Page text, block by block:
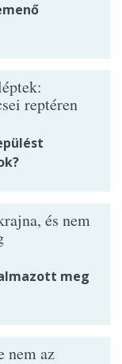
reptéren
és nem
meg
nem az